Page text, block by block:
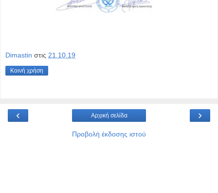
Dimastin στις 21.10.19
Κοινή χρήση
‹ ›
Αρχική σελίδα
Προβολή έκδοσης ιστού